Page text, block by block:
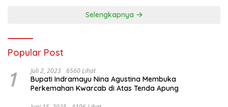
Selengkapnya
Popular Post
1 Juli 2, 2023 6560 Lihat
Bupati Indramayu Nina Agustina Membuka
Perkemahan Kwarcab di Atas Tenda Apung